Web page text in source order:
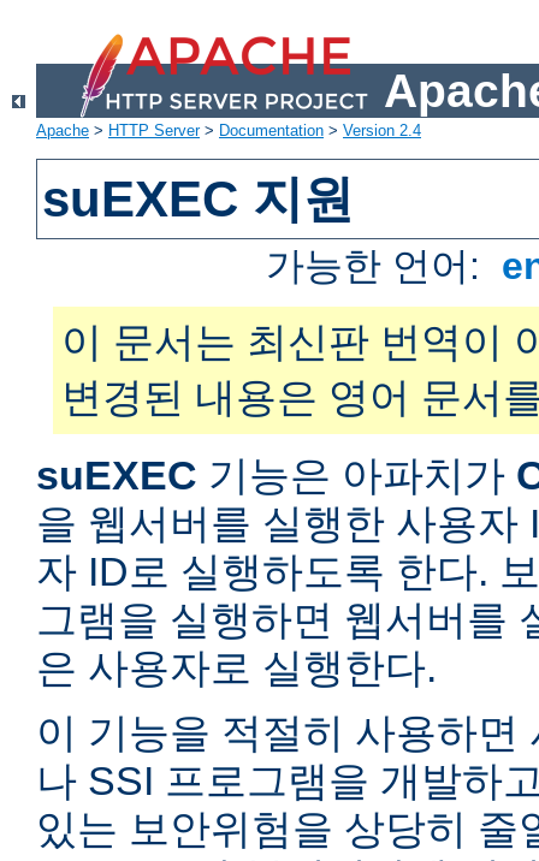
Apache > HTTP Server> Documentation > Version 2.4
suEXEC 지원
가능한 언어:
이 문서는 최신판 번역이
변경된 내용은 영어 문서
suEXEC 기능은 아파치가
을 웹서버를 실행한 사용자
자 ID로 실행하도록 한다.
그램을 실행하면 웹서버를
은 사용자로 실행한다.
이 기능을 적절히 사용하면
나 SSI 프로그램을 개발하
있는 보안위험을 상당히 줄